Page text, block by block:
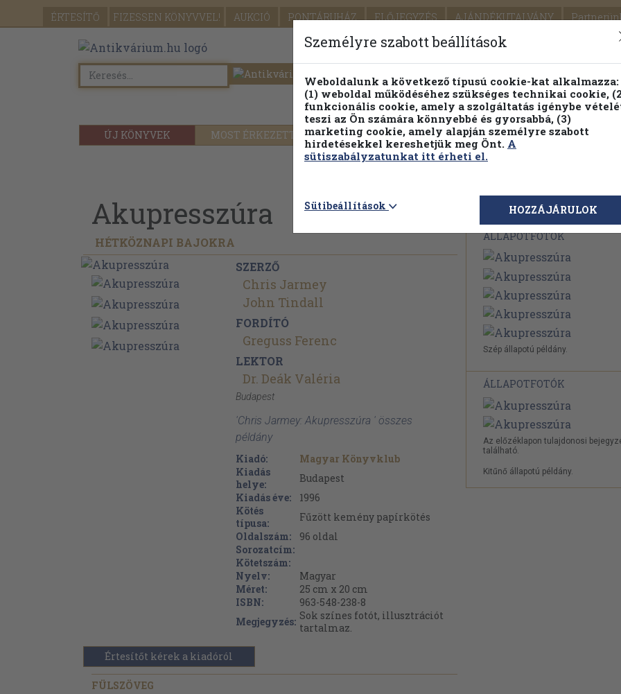
ÉRTESÍTŐ FIZESSEN KÖNYVVEL! AUKCIÓ PONTÁRUHÁZ ELŐJEGYZÉS AJÁNDÉKUTALVÁNY
SEGÍTSÉG
ÚJ KÖNYVEK MOST ÉRKEZETT PILLANATNYI ÁRAINK FENNTARTHATÓ
Részletes kereső Témaköri fa
Akupresszúra
HÉTKÖZNAPI BAJOKRA
SZERZŐ
Chris Jarmey
John Tindall
FORDÍTÓ
Greguss Ferenc
LEKTOR
Dr. Deák Valéria
Budapest
'Chris Jarmey: Akupresszúra ' összes
példány
Kiadó:
Magyar Könyvklub
Kiadás
helye:
Budapest
Kiadás éve:
1996
Kötés
típusa:
Fűzött kemény papírkötés
Oldalszám:
96 oldal
Sorozatcím:
Kötetszám:
Nyelv:
Magyar
Méret:
25 cm x 20 cm
ISBN:
963-548-238-8
Megjegyzés: Sok színes fotót, illusztrációt
tartalmaz.
Értesítőt kérek a kiadóról
FÜLSZÖVEG
Megvásárolható
ÁLLAPOTFOTÓK
Szép állapotú példány.
ÁLLAPOTFOTÓK
Az előzéklapon tulajdonosi
található.
Kitűnő állapotú példány.
Személyre szabott beállítások
Weboldalunk a következő típusú cookie-kat alkalmazza:
(1) weboldal működéséhez szükséges technikai cookie,
funkcionális cookie, amely a szolgáltatás igénybe
teszi az Ön számára könnyebbé és gyorsabbá, (3)
marketing cookie, amely alapján személyre szabott
hirdetésekkel kereshetjük meg Önt. A
sütiszabályzatunkat itt érheti el.
Sütibeállítások HOZZÁJÁRULOK